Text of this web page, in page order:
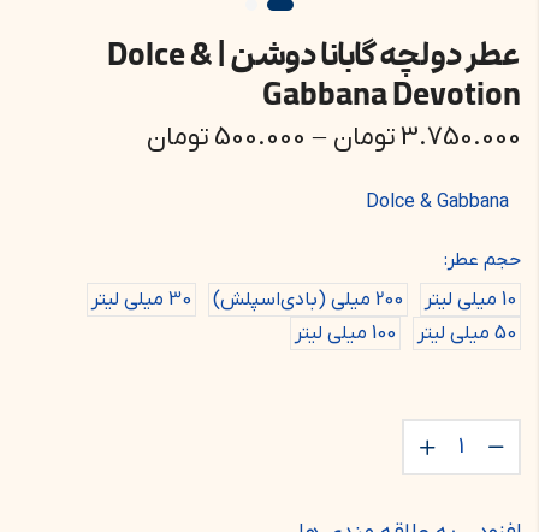
عطر دولچه گابانا دوشن | Dolce &
Gabbana Devotion
3.750.000 تومان –
500.000 تومان
Dolce & Gabbana
حجم عطر:
10 میلی لیتر
200 میلی (بادی‌اسپلش)
30 میلی لیتر
50 میلی لیتر
100 میلی لیتر